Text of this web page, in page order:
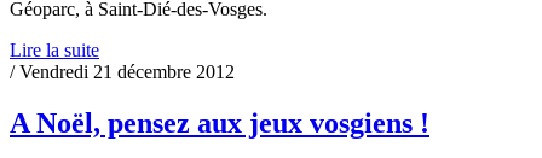
Géoparc, à Saint-Dié-des-Vosges.
Lire la suite
/ Vendredi 21 décembre 2012
A Noël, pensez aux jeux vosgiens !